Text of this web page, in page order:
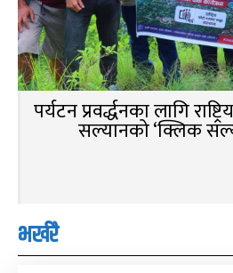
पर्यटन प्रवर्द्धनका लागि
सल्यानको ‘क्लिक
भर्खरै